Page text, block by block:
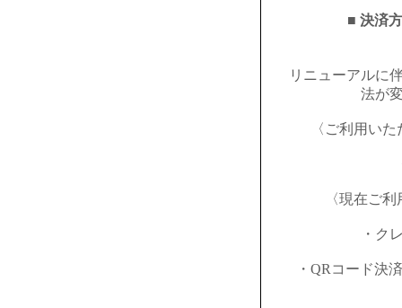
■ 決済
リニューアルに
法が
〈ご利用い
〈現在ご
・ク
・QRコード決